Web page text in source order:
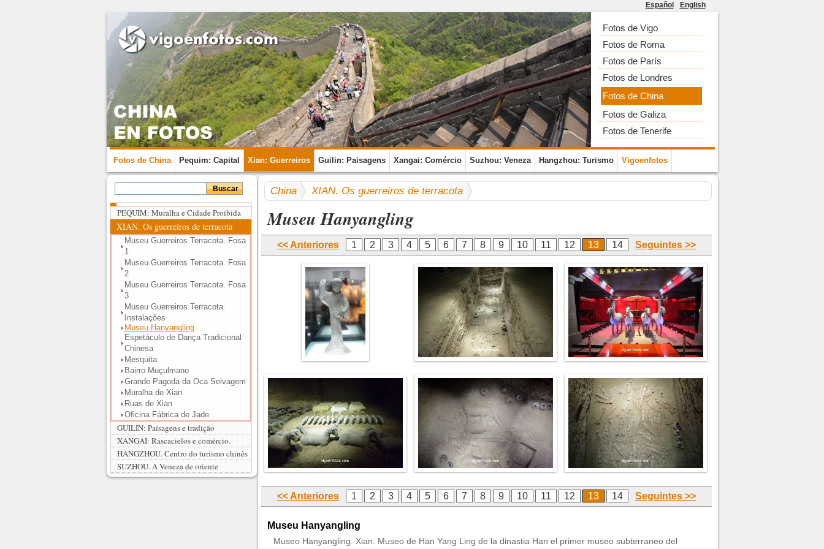
Español English
Fotos de Vigo
Fotos de Roma
Fotos de París
Fotos de Londres
Fotos de China
Fotos de Galiza
Fotos de Tenerife
Fotos de China Pequim: Capital Xian: Guerreiros Guilin: Paisagens Xangai: Comércio Suzhou: Veneza Hangzhou: Turismo Vigoenfotos
China XIAN. Os guerreiros de terracota
Museu Hanyangling
<< Anteriores 1 2 3 4 5 6 7 8 9 10 11 12 13 14 Seguintes >>
<< Anteriores 1 2 3 4 5 6 7 8 9 10 11 12 13 14 Seguintes >>
Museu Hanyangling
Museo Hanyangling. Xian. Museo de Han Yang Ling de la dinastia Han el primer museo subterraneo del
PEQUIM: Muralha e Cidade Proibida
XIAN. Os guerreiros de terracota
Museu Guerreiros Terracota. Fosa
1
Museu Guerreiros Terracota. Fosa
2
Museu Guerreiros Terracota. Fosa
3
Museu Guerreiros Terracota.
Instalações
Museu Hanyangling
Espetáculo de Dança Tradicional
Chinesa
Mesquita
Bairro Muçulmano
Grande Pagoda da Oca Selvagem
Muralha de Xian
Ruas de Xian
Oficina Fábrica de Jade
GUILIN: Paisagens e tradição
XANGAI: Rascacielos e comércio.
HANGZHOU. Centro do turismo chinês
SUZHOU. A Veneza de oriente